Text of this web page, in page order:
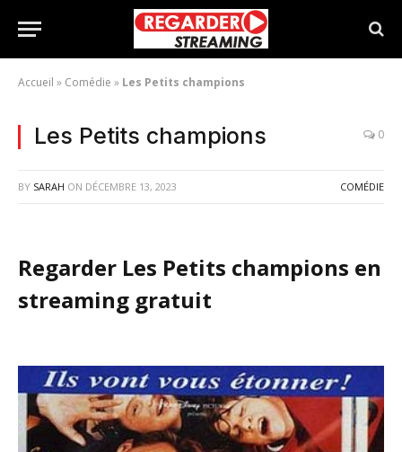
Accueil » Comédie » Les Petits champions
Les Petits champions 0
BY SARAH ON DÉCEMBRE 13, 2023 COMÉDIE
Regarder Les Petits champions en
streaming gratuit